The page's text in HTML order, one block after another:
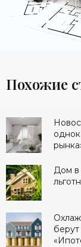
Похожие
Дом в